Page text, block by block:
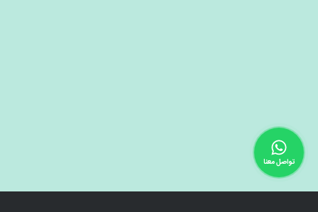
تواصل معنا